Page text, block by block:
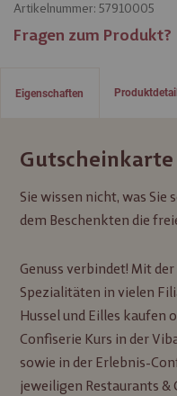
Artikelnummer: 57910005
Fragen zum Produkt?
Eigenschaften
Sie wissen nicht, was Sie
dem Beschenkten die
Genuss verbindet! Mit
Spezialitäten in vielen
Hussel und Eilles kaufen
Confiserie Kurs in der
sowie in der Erlebnis-
jeweiligen Restaurants &